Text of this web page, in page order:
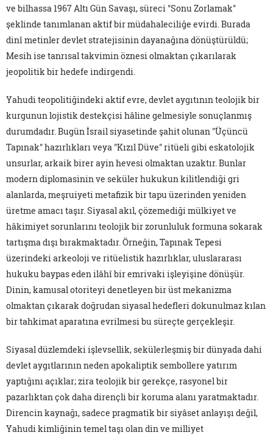
ve bilhassa 1967 Altı Gün Savaşı, süreci "Sonu Zorlamak"
şeklinde tanımlanan aktif bir müdahaleciliğe evirdi. Burada
dinî metinler devlet stratejisinin dayanağına dönüştürüldü;
Mesih ise tanrısal takvimin öznesi olmaktan çıkarılarak
jeopolitik bir hedefe indirgendi.
Yahudi teopolitiğindeki aktif evre, devlet aygıtının teolojik bir
kurgunun lojistik destekçisi hâline gelmesiyle sonuçlanmış
durumdadır. Bugün İsrail siyasetinde şahit olunan "Üçüncü
Tapınak" hazırlıkları veya "Kızıl Düve" ritüeli gibi eskatolojik
unsurlar, arkaik birer ayin hevesi olmaktan uzaktır. Bunlar
modern diplomasinin ve seküler hukukun kilitlendiği gri
alanlarda, meşruiyeti metafizik bir tapu üzerinden yeniden
üretme amacı taşır. Siyasal akıl, çözemediği mülkiyet ve
hâkimiyet sorunlarını teolojik bir zorunluluk formuna sokarak
tartışma dışı bırakmaktadır. Örneğin, Tapınak Tepesi
üzerindeki arkeoloji ve ritüelistik hazırlıklar, uluslararası
hukuku baypas eden ilâhî bir emrivaki işleyişine dönüşür.
Dinin, kamusal otoriteyi denetleyen bir üst mekanizma
olmaktan çıkarak doğrudan siyasal hedefleri dokunulmaz kılan
bir tahkimat aparatına evrilmesi bu süreçte gerçekleşir.
Siyasal düzlemdeki işlevsellik, sekülerleşmiş bir dünyada dahi
devlet aygıtlarının neden apokaliptik sembollere yatırım
yaptığını açıklar; zira teolojik bir gerekçe, rasyonel bir
pazarlıktan çok daha dirençli bir koruma alanı yaratmaktadır.
Direncin kaynağı, sadece pragmatik bir siyâset anlayışı değil,
Yahudi kimliğinin temel taşı olan din ve milliyet